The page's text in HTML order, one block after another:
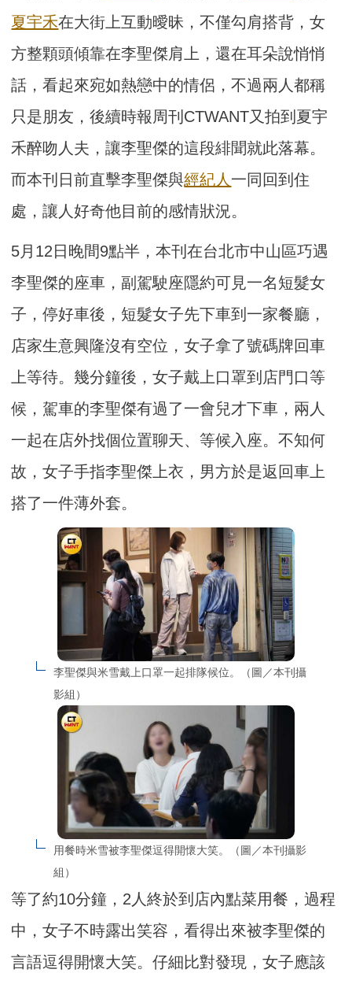
夏宇禾在大街上互動曖昧，不僅勾肩搭背，女
方整顆頭傾靠在李聖傑肩上，還在耳朵說悄悄
話，看起來宛如熱戀中的情侶，不過兩人都稱
只是朋友，後續時報周刊CTWANT又拍到夏宇
禾醉吻人夫，讓李聖傑的這段緋聞就此落幕。
而本刊日前直擊李聖傑與經紀人 一同回到住
處，讓人好奇他目前的感情狀況。
5月12日晚間9點半，本刊在台北市中山區巧遇
李聖傑的座車，副駕駛座隱約可見一名短髮女
子，停好車後，短髮女子先下車到一家餐廳，
店家生意興隆沒有空位，女子拿了號碼牌回車
上等待。幾分鐘後，女子戴上口罩到店門口等
候，駕車的李聖傑有過了一會兒才下車，兩人
一起在店外找個位置聊天、等候入座。不知何
故，女子手指李聖傑上衣，男方於是返回車上
搭了一件薄外套。
李聖傑與米雪戴上口罩一起排隊候位。（圖／本刊攝
影組）
用餐時米雪被李聖傑逗得開懷大笑。（圖／本刊攝影
組）
等了約10分鐘，2人終於到店內點菜用餐，過程
中，女子不時露出笑容，看得出來被李聖傑的
言語逗得開懷大笑。仔細比對發現，女子應該